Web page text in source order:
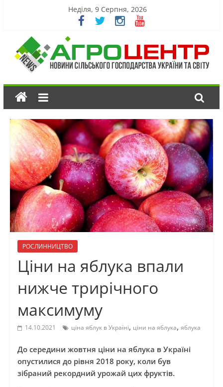
Неділя, 9 Серпня, 2026
РОСЛИННИЦТВО
Ціни на яблука впали
нижче трирічного
максимуму
14.10.2021 ціна яблук в Україні, ціни на яблука, яблука
До середини жовтня ціни на яблука в Україні
опустилися до рівня 2018 року, коли був
зібраний рекордний урожай цих фруктів.